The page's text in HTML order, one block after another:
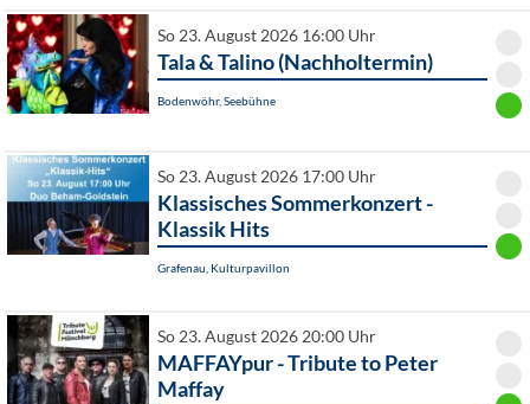
So 23. August 2026 16:00 Uhr
Tala & Talino (Nachholtermin)
Bodenwöhr, Seebühne
So 23. August 2026 17:00 Uhr
Klassisches Sommerkonzert -
Klassik Hits
Grafenau, Kulturpavillon
So 23. August 2026 20:00 Uhr
MAFFAYpur - Tribute to Peter
Maffay